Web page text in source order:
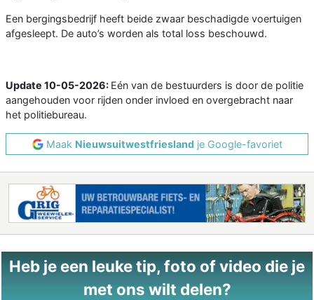
Een bergingsbedrijf heeft beide zwaar beschadigde voertuigen
afgesleept. De auto’s worden als total loss beschouwd.
Update 10-05-2026: Eén van de bestuurders is door de politie
aangehouden voor rijden onder invloed en overgebracht naar
het politiebureau.
Maak Nieuwsuitwestfrieslandje Google-favoriet
Heb je een leuke tip, foto of video die je
met ons wilt delen?